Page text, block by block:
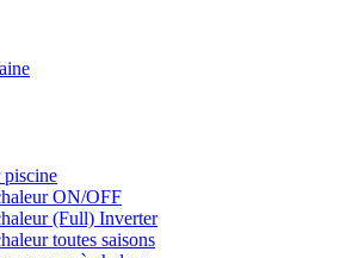
piscine
ON/OFF
(Full) Inverter
toutes saisons